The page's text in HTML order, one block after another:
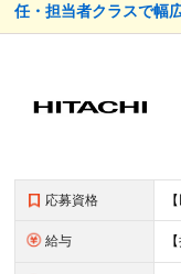
任・担当者クラスで幅
応募資格
給与